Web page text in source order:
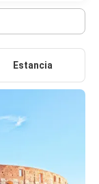
Estancia